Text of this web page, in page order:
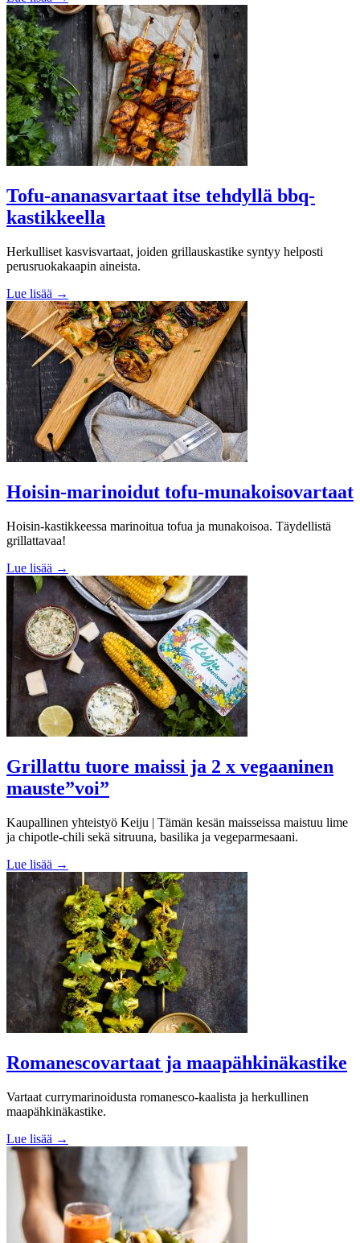
Tofu-ananasvartaat itse tehdyllä bbq-
kastikkeella
Herkulliset kasvisvartaat, joiden grillauskastike syntyy helposti
perusruokakaapin aineista.
Lue lisää →
Hoisin-marinoidut tofu-munakoisovartaat
Hoisin-kastikkeessa marinoitua tofua ja munakoisoa. Täydellistä
grillattavaa!
Lue lisää →
Grillattu tuore maissi ja 2 x vegaaninen
mauste”voi”
Kaupallinen yhteistyö Keiju | Tämän kesän maisseissa maistuu lime
ja chipotle-chili sekä sitruuna, basilika ja vegeparmesaani.
Lue lisää →
Romanescovartaat ja maapähkinäkastike
Vartaat currymarinoidusta romanesco-kaalista ja herkullinen
maapähkinäkastike.
Lue lisää →